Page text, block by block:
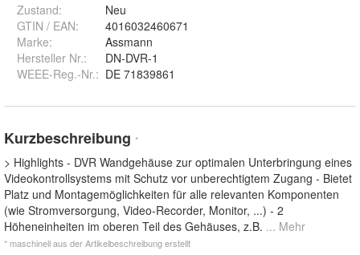
Zustand:
Neu
GTIN / EAN:
4016032460671
Marke:
Assmann
Hersteller Nr.:
DN-DVR-1
WEEE-Reg.-Nr.: DE 71839861
Kurzbeschreibung *
> Highlights - DVR Wandgehäuse zur optimalen Unterbringung eines
Videokontrollsystems mit Schutz vor unberechtigtem Zugang - Bietet
Platz und Montagemöglichkeiten für alle relevanten Komponenten
(wie Stromversorgung, Video-Recorder, Monitor, ...) - 2
Höheneinheiten im oberen Teil des Gehäuses, z.B. ... Mehr
* maschinell aus der Artikelbeschreibung erstellt